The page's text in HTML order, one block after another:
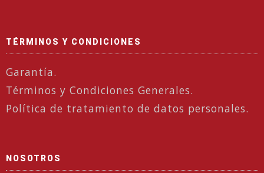
TÉRMINOS Y CONDICIONES
Garantía.
Términos y Condiciones Generales.
Política de tratamiento de datos personales.
NOSOTROS